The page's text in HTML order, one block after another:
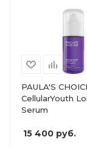
PAULA'S
CellularYouth
Serum
15 400 руб.